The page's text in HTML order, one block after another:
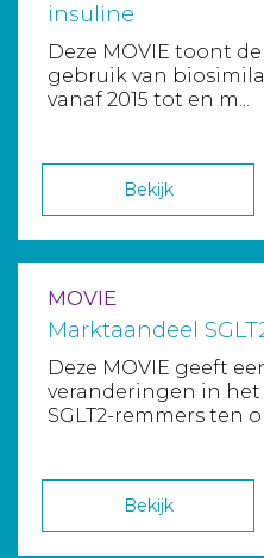
insuline
Deze MOVIE toont
gebruik van
vanaf 2015 tot en m...
Bekijk
MOVIE
Marktaandeel
Deze MOVIE geeft
veranderingen in
SGLT2-remmers ten
Bekijk